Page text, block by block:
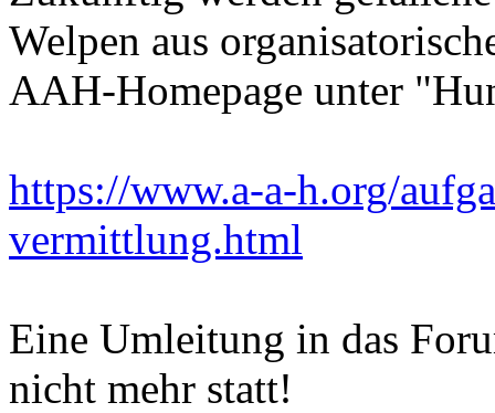
Welpen aus
AAH-Homepage unter
https://www.a-a-h.org/
vermittlung.html
Eine Umleitung in das
nicht mehr statt!